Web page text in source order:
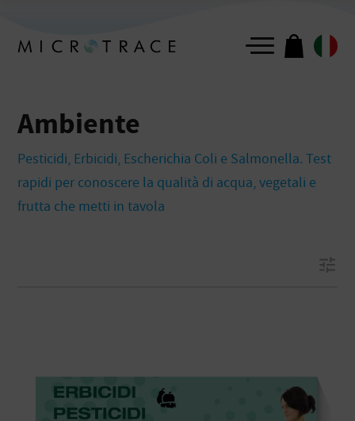
Ambiente
Pesticidi, Erbicidi, Escherichia Coli e Salmonella. Test
rapidi per conoscere la qualità di acqua, vegetali e
frutta che metti in tavola
tune
Acqua